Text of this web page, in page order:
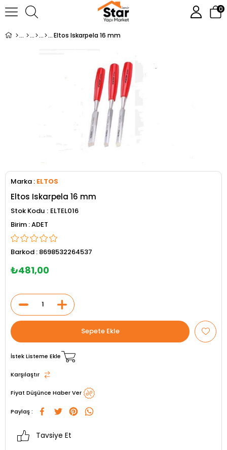
0
Eltos Iskarpela 16 mm
Marka : ELTOS
Eltos Iskarpela 16 mm
Stok Kodu
ELTEL016
ADET
Barkod : 8698532264537
₺481,00
İstek Listeme Ekle
Karşılaştır
Fiyat Düşünce Haber Ver
Paylaş :
Tavsiye Et